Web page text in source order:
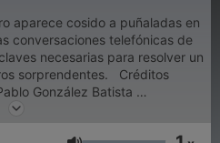
aparece cosido a puñaladas en
conversaciones telefónicas de
necesarias para resolver un
sorprendentes. Créditos
González Batista
González Batista Narración: